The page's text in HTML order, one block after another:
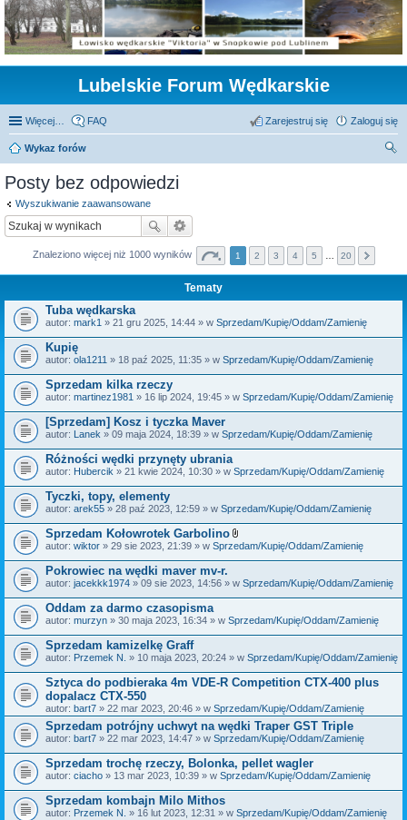
Lubelskie Forum Wędkarskie
Więcej… FAQ Zaloguj się
Zarejestruj się
Wykaz forów
Posty bez odpowiedzi
Wyszukiwanie zaawansowane
Znaleziono więcej niż 1000 wyników 1 2 3 4 5 20
Tematy
Tuba wędkarska
autor: mark1 » 21 gru 2025, 14:44 » w Sprzedam/Kupię/Oddam/Zamienię
Kupię
autor: ola1211 » 18 paź 2025, 11:35 » w Sprzedam/Kupię/Oddam/Zamienię
Sprzedam kilka rzeczy
autor: martinez1981 » 16 lip 2024, 19:45 » w Sprzedam/Kupię/Oddam/Zamienię
[Sprzedam] Kosz i tyczka Maver
autor: Lanek » 09 maja 2024, 18:39 » w Sprzedam/Kupię/Oddam/Zamienię
Różności wędki przynęty ubrania
autor: Hubercik » 21 kwie 2024, 10:30 » w Sprzedam/Kupię/Oddam/Zamienię
Tyczki, topy, elementy
autor: arek55 » 28 paź 2023, 12:59 » w Sprzedam/Kupię/Oddam/Zamienię
Sprzedam Kołowrotek Garbolino
Z
ł
c
z
i
autor: wiktor » 29 sie 2023, 21:39 » w Sprzedam/Kupię/Oddam/Zamienię
Pokrowiec na wędki maver mv-r.
autor: jacekkk1974 » 09 sie 2023, 14:56 » w Sprzedam/Kupię/Oddam/Zamienię
Oddam za darmo czasopisma
autor: murzyn » 30 maja 2023, 16:34 » w Sprzedam/Kupię/Oddam/Zamienię
Sprzedam kamizelkę Graff
autor: Przemek N. » 10 maja 2023, 20:24 » w Sprzedam/Kupię/Oddam/Zamienię
Sztyca do podbieraka 4m VDE-R Competition CTX-400 plus
dopalacz CTX-550
autor: bart7 » 22 mar 2023, 20:46 » w Sprzedam/Kupię/Oddam/Zamienię
Sprzedam potrójny uchwyt na wędki Traper GST Triple
autor: bart7 » 22 mar 2023, 14:47 » w Sprzedam/Kupię/Oddam/Zamienię
Sprzedam trochę rzeczy, Bolonka, pellet wagler
autor: ciacho » 13 mar 2023, 10:39 » w Sprzedam/Kupię/Oddam/Zamienię
Sprzedam kombajn Milo Mithos
autor: Przemek N. » 16 lut 2023, 12:31 » w Sprzedam/Kupię/Oddam/Zamienię